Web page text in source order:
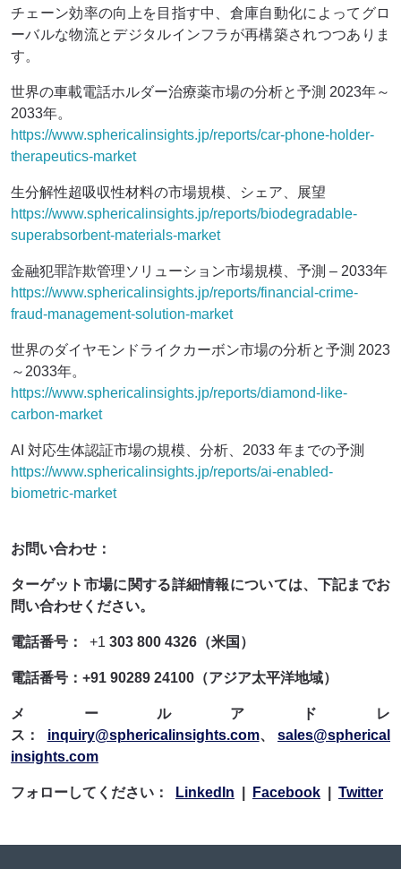
チェーン効率の向上を目指す中、倉庫自動化によってグロ
ーバルな物流とデジタルインフラが再構築されつつありま
す。
世界の車載電話ホルダー治療薬市場の分析と予測 2023年～
2033年。
https://www.sphericalinsights.jp/reports/car-phone-holder-
therapeutics-market
生分解性超吸収性材料の市場規模、シェア、展望
https://www.sphericalinsights.jp/reports/biodegradable-
superabsorbent-materials-market
金融犯罪詐欺管理ソリューション市場規模、予測 – 2033年
https://www.sphericalinsights.jp/reports/financial-crime-
fraud-management-solution-market
世界のダイヤモンドライクカーボン市場の分析と予測 2023
～2033年。
https://www.sphericalinsights.jp/reports/diamond-like-
carbon-market
AI 対応生体認証市場の規模、分析、2033 年までの予測
https://www.sphericalinsights.jp/reports/ai-enabled-
biometric-market
お問い合わせ：
ターゲット市場に関する詳細情報については、下記までお
問い合わせください。
電話番号： +1 303 800 4326（米国）
電話番号：+91 90289 24100（アジア太平洋地域）
メールアドレ
ス： inquiry@sphericalinsights.com、
sales@spherical
insights.com
フォローしてください： LinkedIn Facebook Twitter